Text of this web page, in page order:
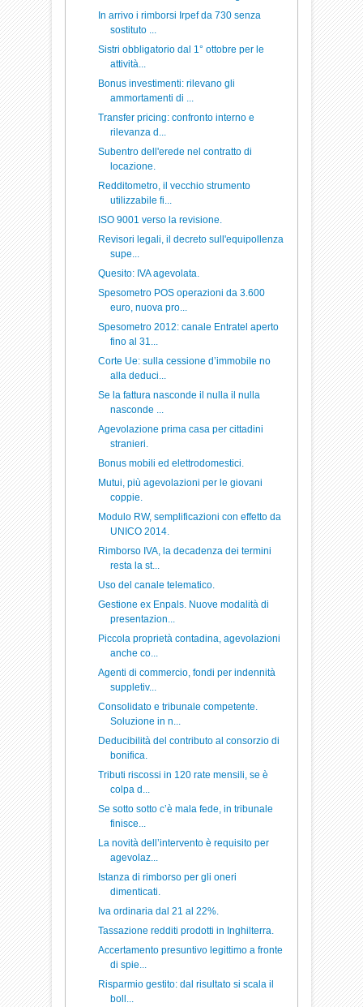
In arrivo i rimborsi Irpef da 730 senza
sostituto ...
Sistri obbligatorio dal 1° ottobre per le
attività...
Bonus investimenti: rilevano gli
ammortamenti di ...
Transfer pricing: confronto interno e
rilevanza d...
Subentro dell'erede nel contratto di
locazione.
Redditometro, il vecchio strumento
utilizzabile fi...
ISO 9001 verso la revisione.
Revisori legali, il decreto sull'equipollenza
supe...
Quesito: IVA agevolata.
Spesometro POS operazioni da 3.600
euro, nuova pro...
Spesometro 2012: canale Entratel aperto
fino al 31...
Corte Ue: sulla cessione d’immobile no
alla deduci...
Se la fattura nasconde il nulla il nulla
nasconde ...
Agevolazione prima casa per cittadini
stranieri.
Bonus mobili ed elettrodomestici.
Mutui, più agevolazioni per le giovani
coppie.
Modulo RW, semplificazioni con effetto da
UNICO 2014.
Rimborso IVA, la decadenza dei termini
resta la st...
Uso del canale telematico.
Gestione ex Enpals. Nuove modalità di
presentazion...
Piccola proprietà contadina, agevolazioni
anche co...
Agenti di commercio, fondi per indennità
suppletiv...
Consolidato e tribunale competente.
Soluzione in n...
Deducibilità del contributo al consorzio di
bonifica.
Tributi riscossi in 120 rate mensili, se è
colpa d...
Se sotto sotto c’è mala fede, in tribunale
finisce...
La novità dell’intervento è requisito per
agevolaz...
Istanza di rimborso per gli oneri
dimenticati.
Iva ordinaria dal 21 al 22%.
Tassazione redditi prodotti in Inghilterra.
Accertamento presuntivo legittimo a fronte
di spie...
Risparmio gestito: dal risultato si scala il
boll...